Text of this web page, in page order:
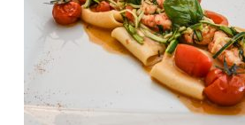
SERVIZI
NEWS
CONTATTAMI